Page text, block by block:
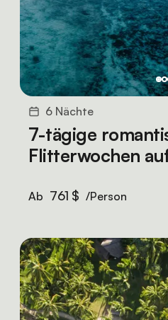
6 Nächte
7-tägige
Flitterwochen
Ab 761 $ /Person